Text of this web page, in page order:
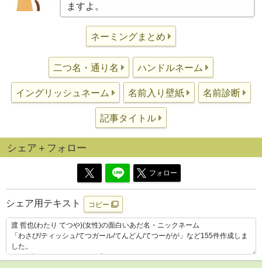
ますよ。
ネーミングまとめ
二つ名・通り名 ハンドルネーム
イングリッシュネーム 名前入り壁紙 名前診断
記事タイトル
シェア＋フォロー
フォロー
シェア用テキスト コピー